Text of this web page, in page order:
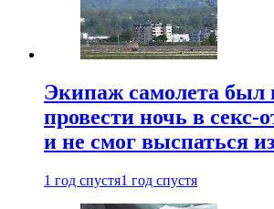
Экипаж самолета был
провести ночь в секс-
и не смог выспаться
1 год спустя1 год спустя